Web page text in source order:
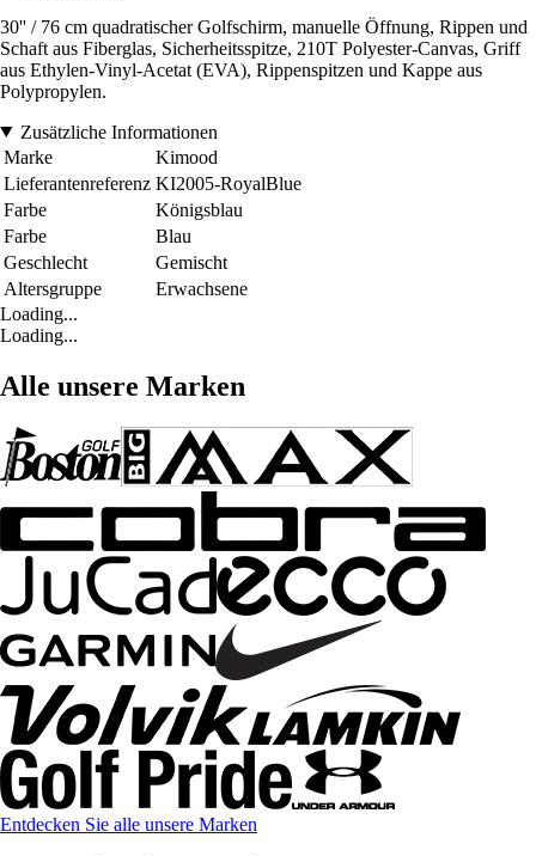
30'' / 76 cm quadratischer Golfschirm, manuelle Öffnung, Rippen und
Schaft aus Fiberglas, Sicherheitsspitze, 210T Polyester-Canvas, Griff
aus Ethylen-Vinyl-Acetat (EVA), Rippenspitzen und Kappe aus
Polypropylen.
Zusätzliche Informationen
Marke
Kimood
Lieferantenreferenz KI2005-RoyalBlue
Farbe
Königsblau
Farbe
Blau
Geschlecht
Gemischt
Altersgruppe
Erwachsene
Loading...
Loading...
Alle unsere Marken
Entdecken Sie alle unsere Marken